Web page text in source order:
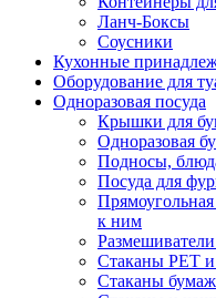
Ланч-Боксы
Соусники
Кухонные
Оборудование для
Одноразовая посуда
Крышки для
Одноразовая
Подносы,
Посуда для
к ним
Стаканы PET
Стаканы